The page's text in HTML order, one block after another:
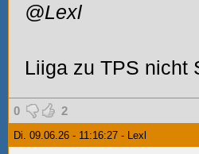
@Lexl
Liiga zu TPS nicht
0 2
Di. 09.06.26 - 11:16:27 - Lexl